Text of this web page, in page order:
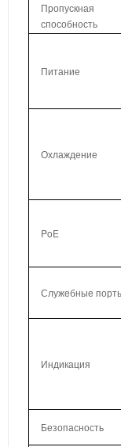
Пропускная
способность
Питание
Охлаждение
PoE
Служебные
Индикация
Безопасность